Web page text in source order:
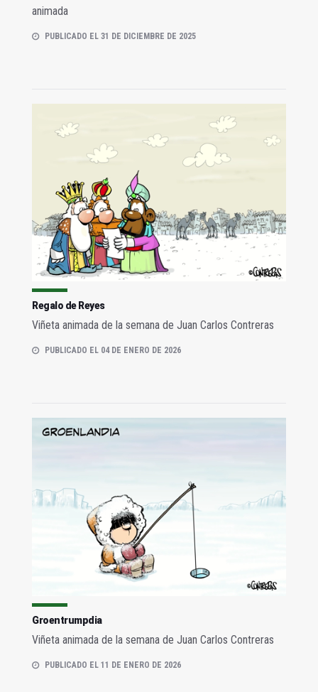
animada
PUBLICADO EL 31 DE DICIEMBRE DE 2025
Regalo de Reyes
Viñeta animada de la semana de Juan Carlos Contreras
PUBLICADO EL 04 DE ENERO DE 2026
Groentrumpdia
Viñeta animada de la semana de Juan Carlos Contreras
PUBLICADO EL 11 DE ENERO DE 2026